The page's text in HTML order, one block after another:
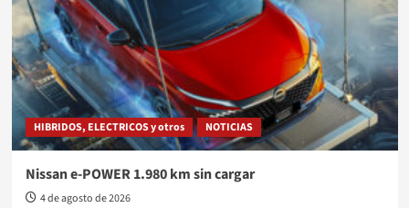
HIBRIDOS, ELECTRICOS y otros NOTICIAS
Nissan e-POWER 1.980 km sin cargar
4 de agosto de 2026